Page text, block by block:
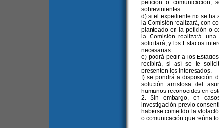
petición o comunicación,
sobrevinientes.
d) si el expediente no se ha
la Comisión realizará, con
planteado en la petición o
la Comisión realizará
solicitará, y los Estados
necesarias.
e) podrá pedir a los
recibirá, si así se le
presenten los interesados.
f) se pondrá a disposición
solución amistosa del
humanos reconocidos en
2. Sin embargo, en
investigación previo
haberse cometido la
o comunicación que reúna